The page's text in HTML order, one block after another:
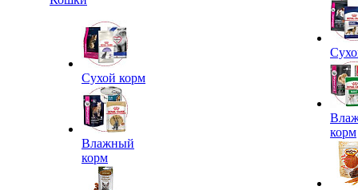
Сухой корм
Влажный
корм
корм